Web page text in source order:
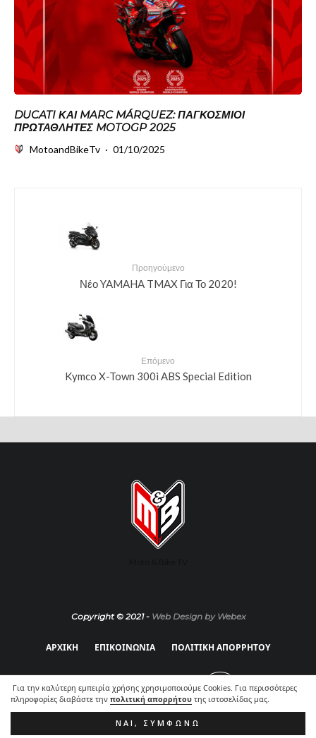
Για την καλύτερη εμπειρία χρήσης χρησιμοποιούμε Cookies. Για περισσότερες
πληροφορίες διαβάστε την πολιτική απορρήτου της ιστοσελίδας μας.
ΝΑΙ, ΣΥΜΦΩΝΏ
DUCATI ΚΑΙ MARC MÁRQUEZ: ΠΑΓΚΌΣΜΙΟΙ
ΠΡΩΤΑΘΛΗΤΈΣ MOTOGP 2025
MotoandBikeTv · 01/10/2025
Προηγούμενο
Νέο YAMAHA TMAX Για Το 2020!
Επόμενο
Kymco X-Town 300i ABS Special Edition
Copyright © 2021 - Web Design by Webex
ΑΡΧΙΚΗ ΕΠΙΚΟΙΝΩΝΙΑ ΠΟΛΙΤΙΚΗ ΑΠΟΡΡΗΤΟΥ